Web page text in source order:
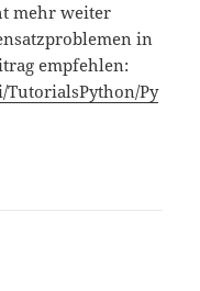
mehr weiter
in
empfehlen:
TutorialsPython/Py